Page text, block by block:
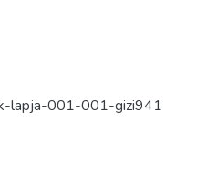
lapja-001-001-gizi941